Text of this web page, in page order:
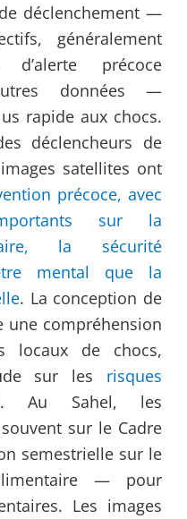
déclenchement —
généralement
précoce
données —
rapide aux chocs.
déclencheurs de
satellites ont
précoce, avec
sur la
la sécurité
mental que la
. La conception de
une compréhension
locaux de chocs,
sur les risques
. Au Sahel, les
sur le Cadre
semestrielle sur le
— pour
Les images